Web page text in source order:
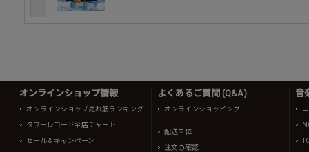
オンラインショップ情報
オンラインショップ売れ筋ランキング
タワーレコード全店チャート
セール＆キャンペーン
よくあるご質問 (Q&A)
オンラインショッピング
配送単位
注文の確認
音